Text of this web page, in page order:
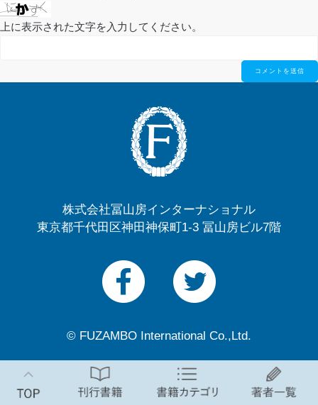
上に表示された文字を入力してください。
株式会社冨山房インターナショナル
東京都千代田区神田神保町1-3 冨山房ビル7階
© FUZAMBO International Co.,Ltd.